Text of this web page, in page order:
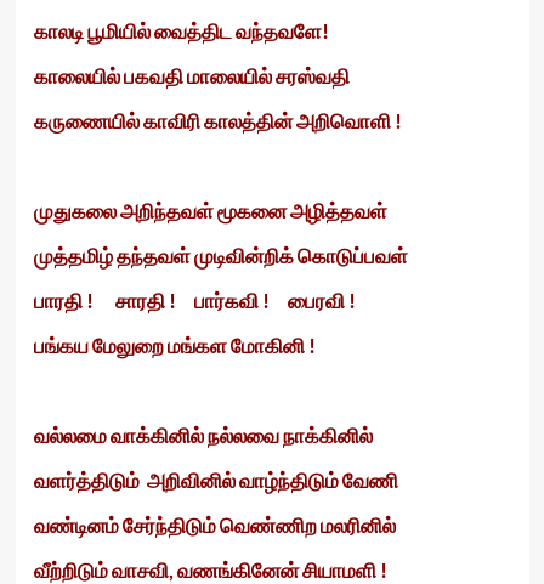
காலடி பூமியில் வைத்திட வந்தவளே!
காலையில் பகவதி மாலையில் சரஸ்வதி
கருணையில் காவிரி காலத்தின் அறிவொளி !
முதுகலை அறிந்தவள் மூகனை அழித்தவள்
முத்தமிழ் தந்தவள் முடிவின்றிக் கொடுப்பவள்
பாரதி ! சாரதி ! பார்கவி ! பைரவி !
பங்கய மேலுறை மங்கள மோகினி !
வல்லமை வாக்கினில் நல்லவை நாக்கினில்
வளர்த்திடும் அறிவினில் வாழ்ந்திடும் வேணி
வண்டினம் சேர்ந்திடும் வெண்ணிற மலரினில்
வீற்றிடும் வாசவி, வணங்கினேன் சியாமளி !